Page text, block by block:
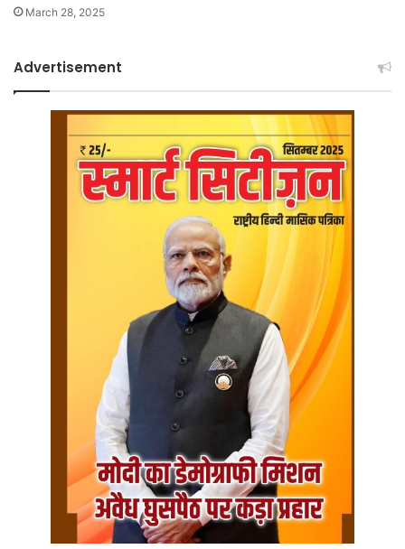
March 28, 2025
Advertisement